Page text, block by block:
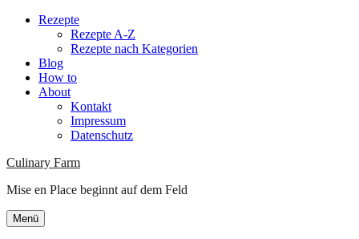
Rezepte
Rezepte A-Z
Rezepte nach Kategorien
Blog
How to
About
Kontakt
Impressum
Datenschutz
Culinary Farm
Mise en Place beginnt auf dem Feld
Menü